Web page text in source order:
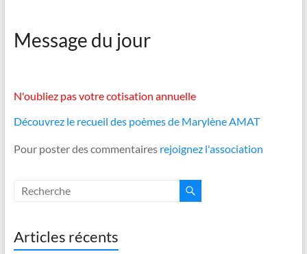
Message du jour
N'oubliez pas votre cotisation annuelle
Découvrez le recueil des poèmes de Marylène AMAT
Pour poster des commentaires rejoignez l'association
Articles récents